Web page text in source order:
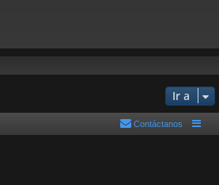
Ir a
Contáctanos